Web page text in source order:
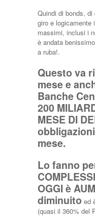
Quindi di bonds,
giro e logicamente
massimi, inclusi i
è andata
a ruba!.
Questo va
mese e
Banche
200
MESE DI
mese.
Lo fanno
OGGI è
diminuito ed
(quasi il 360% del